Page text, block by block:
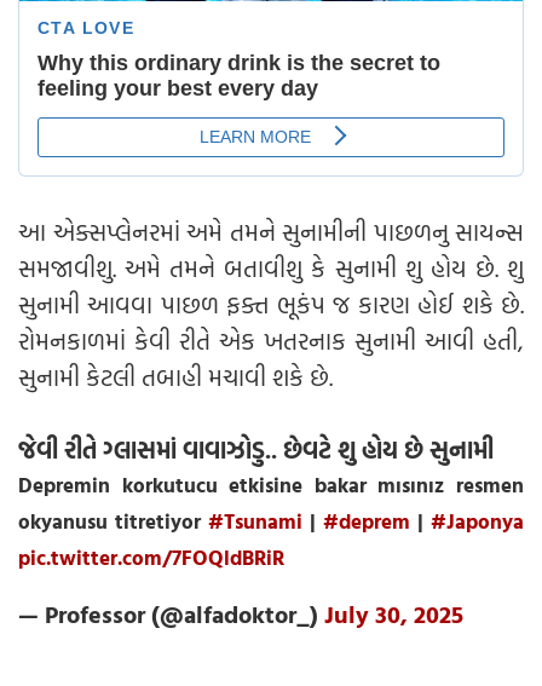
આ એક્સપ્લેનરમાં અમે તમને સુનામીની પાછળનુ સાયન્સ
સમજાવીશુ. અમે તમને બતાવીશુ કે સુનામી શુ હોય છે. શુ
સુનામી આવવા પાછળ ફક્ત ભૂકંપ જ કારણ હોઈ શકે છે.
રોમનકાળમાં કેવી રીતે એક ખતરનાક સુનામી આવી હતી,
સુનામી કેટલી તબાહી મચાવી શકે છે.
જેવી રીતે ગ્લાસમાં વાવાઝોડુ.. છેવટે શુ હોય છે સુનામી
Depremin korkutucu etkisine bakar mısınız resmen
okyanusu titretiyor #Tsunami | #deprem | #Japonya
pic.twitter.com/7FOQldBRiR
— Professor (@alfadoktor_) July 30, 2025